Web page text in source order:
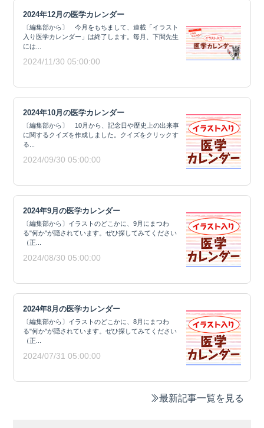
2024年12月の医学カレンダー
〔編集部から〕 今月をもちまして、連載「イラスト
入り医学カレンダー」は終了します。毎月、下間先生
には...
2024/11/30 05:00:00
2024年10月の医学カレンダー
〔編集部から〕 10月から、記念日や歴史上の出来事
に関するクイズを作成しました。クイズをクリックす
る...
2024/09/30 05:00:00
2024年9月の医学カレンダー
〔編集部から〕イラストのどこかに、9月にまつわ
る"何か"が隠されています。ぜひ探してみてください
（正...
2024/08/30 05:00:00
2024年8月の医学カレンダー
〔編集部から〕イラストのどこかに、8月にまつわ
る"何か"が隠されています。ぜひ探してみてください
（正...
2024/07/31 05:00:00
最新記事一覧を見る